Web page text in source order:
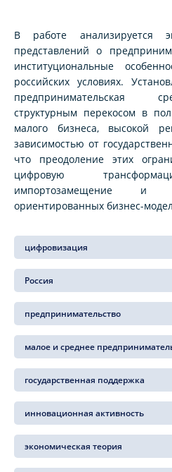
В работе анализируется
представлений о
институциональные
российских условиях.
предпринимательская
структурным перекосом в
малого бизнеса, высокой
зависимостью от
что преодоление этих
цифровую
импортозамещение и
ориентированных бизнес-
цифровизация
Россия
предпринимательство
малое и среднее
государственная поддержка
инновационная активность
экономическая теория